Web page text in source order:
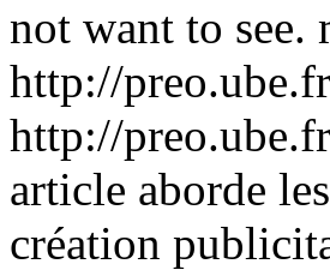
not want to see.
http://
http://
article aborde
création